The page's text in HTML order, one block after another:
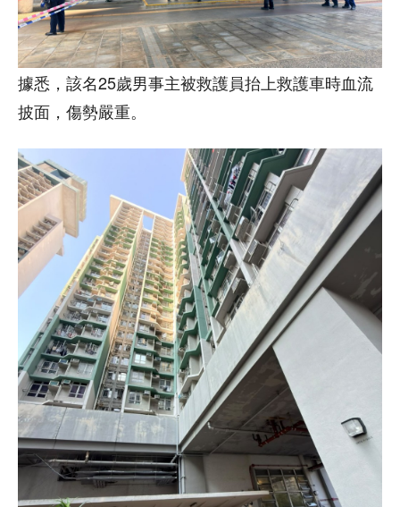
據悉，該名25歲男事主被救護員抬上救護車時血流
披面，傷勢嚴重。